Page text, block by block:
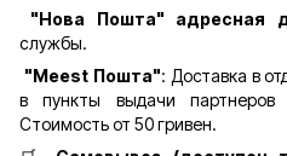
"Нова Пошта" адресная
службы.
"Meest Пошта": Доставка в
в пункты выдачи
Стоимость от 50 гривен.